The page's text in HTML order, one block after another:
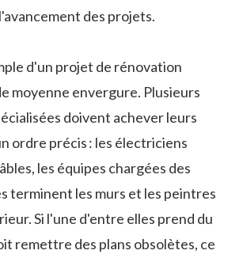
des projets.
d'un projet de rénovation
moyenne envergure. Plusieurs
doivent achever leurs
ordre précis : les électriciens
les équipes chargées des
terminent les murs et les peintres
Si l'une d'entre elles prend du
remettre des plans obsolètes, ce